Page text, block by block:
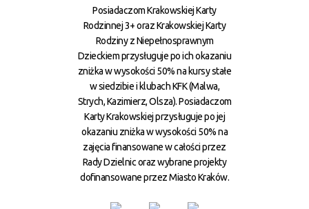
Posiadaczom Krakowskiej Karty
Rodzinnej 3+ oraz Krakowskiej Karty
Rodziny z Niepełnosprawnym
Dzieckiem przysługuje po ich okazaniu
zniżka w wysokości 50% na kursy stałe
w siedzibie i klubach KFK (Malwa,
Strych, Kazimierz, Olsza). Posiadaczom
Karty Krakowskiej przysługuje po jej
okazaniu zniżka w wysokości 50% na
zajęcia finansowane w całości przez
Rady Dzielnic oraz wybrane projekty
dofinansowane przez Miasto Kraków.